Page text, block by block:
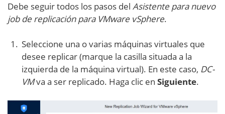
Debe seguir todos los pasos del Asistente para nuevo
job de replicación para VMware vSphere.
Seleccione una o varias máquinas virtuales que
desee replicar (marque la casilla situada a la
izquierda de la máquina virtual). En este caso, DC-
VMva a ser replicado. Haga clic en Siguiente.